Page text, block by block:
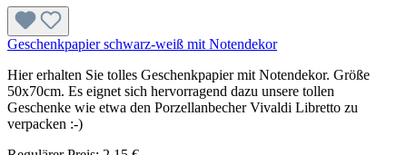
Geschenkpapier schwarz-weiß mit Notendekor
Hier erhalten Sie tolles Geschenkpapier mit Notendekor. Größe
50x70cm. Es eignet sich hervorragend dazu unsere tollen
Geschenke wie etwa den Porzellanbecher Vivaldi Libretto zu
verpacken :-)